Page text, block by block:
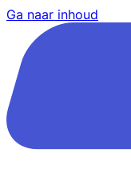
Ga naar inhoud